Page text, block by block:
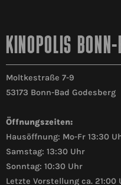
KINOPOLIS BONN-
Moltkestraße 7-9
53173 Bonn-Bad Godesberg
Öffnungszeiten:
Hausöffnung: Mo-Fr 13:30
Samstag: 13:30 Uhr
Sonntag: 10:30 Uhr
Letzte Vorstellung ca. 21:00